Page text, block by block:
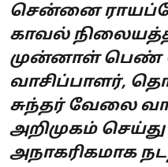
சென்னை
காவல்
முன்னாள் பெண்
வாசிப்பாளர்,
சுந்தர் வேலை
அறிமுகம்
அநாகரிகமாக